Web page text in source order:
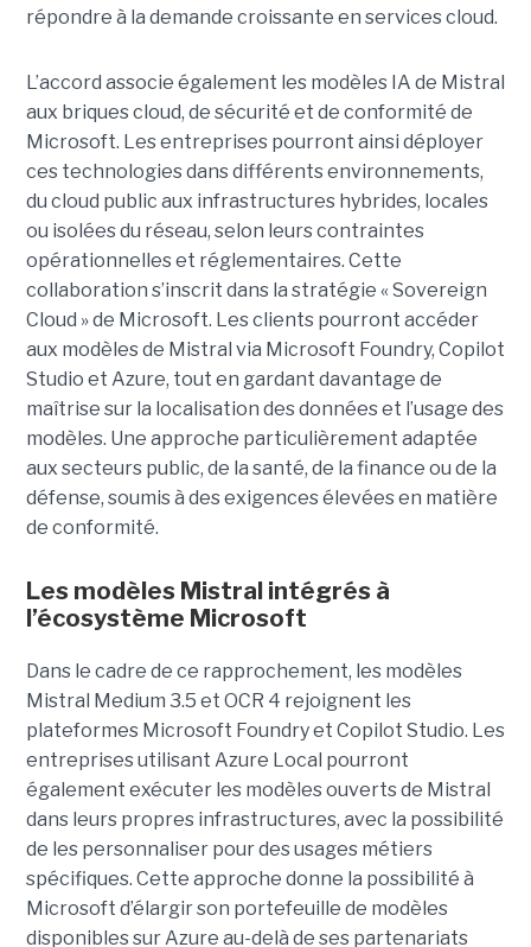
répondre à la demande croissante en services cloud.
L’accord associe également les modèles IA de Mistral
aux briques cloud, de sécurité et de conformité de
Microsoft. Les entreprises pourront ainsi déployer
ces technologies dans différents environnements,
du cloud public aux infrastructures hybrides, locales
ou isolées du réseau, selon leurs contraintes
opérationnelles et réglementaires. Cette
collaboration s’inscrit dans la stratégie « Sovereign
Cloud » de Microsoft. Les clients pourront accéder
aux modèles de Mistral via Microsoft Foundry, Copilot
Studio et Azure, tout en gardant davantage de
maîtrise sur la localisation des données et l’usage des
modèles. Une approche particulièrement adaptée
aux secteurs public, de la santé, de la finance ou de la
défense, soumis à des exigences élevées en matière
de conformité.
Les modèles Mistral intégrés à
l’écosystème Microsoft
Dans le cadre de ce rapprochement, les modèles
Mistral Medium 3.5 et OCR 4 rejoignent les
plateformes Microsoft Foundry et Copilot Studio. Les
entreprises utilisant Azure Local pourront
également exécuter les modèles ouverts de Mistral
dans leurs propres infrastructures, avec la possibilité
de les personnaliser pour des usages métiers
spécifiques. Cette approche donne la possibilité à
Microsoft d’élargir son portefeuille de modèles
disponibles sur Azure au-delà de ses partenariats